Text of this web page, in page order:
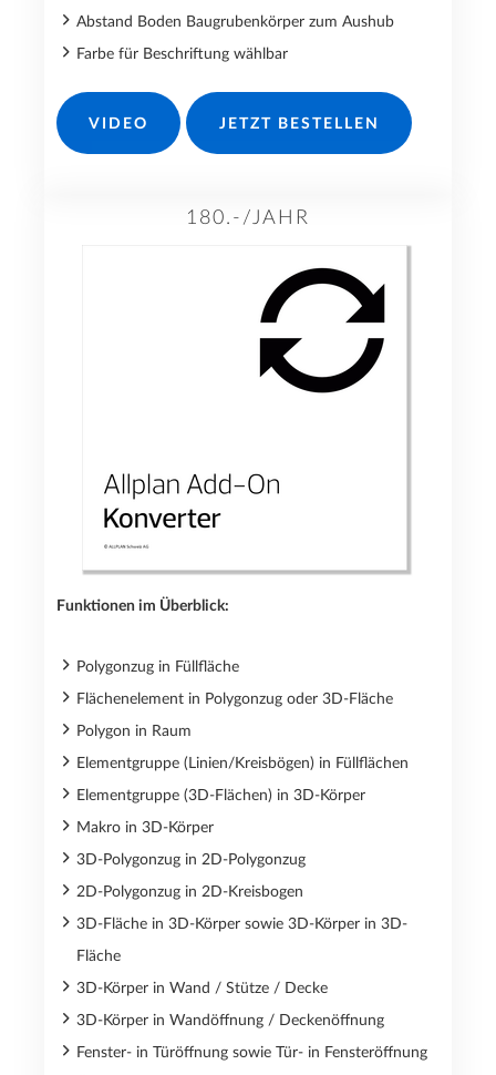
Abstand Boden Baugrubenkörper zum Aushub
Farbe für Beschriftung wählbar
VIDEO JETZT BESTELLEN
180.-/JAHR
Funktionen im Überblick:
Polygonzug in Füllfläche
Flächenelement in Polygonzug oder 3D-Fläche
Polygon in Raum
Elementgruppe (Linien/Kreisbögen) in Füllflächen
Elementgruppe (3D-Flächen) in 3D-Körper
Makro in 3D-Körper
3D-Polygonzug in 2D-Polygonzug
2D-Polygonzug in 2D-Kreisbogen
3D-Fläche in 3D-Körper sowie 3D-Körper in 3D-
Fläche
3D-Körper in Wand / Stütze / Decke
3D-Körper in Wandöffnung / Deckenöffnung
Fenster- in Türöffnung sowie Tür- in Fensteröffnung